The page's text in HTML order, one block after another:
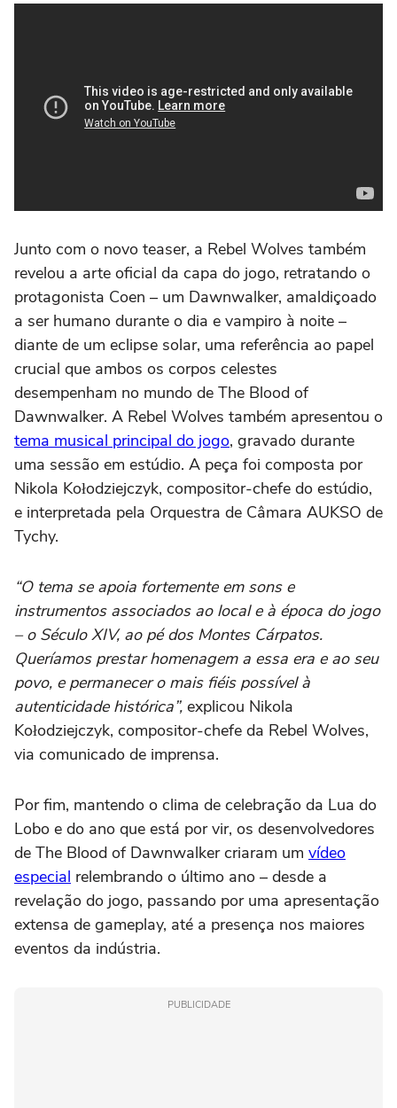
Junto com o novo teaser, a Rebel Wolves também
revelou a arte oficial da capa do jogo, retratando o
protagonista Coen – um Dawnwalker, amaldiçoado
a ser humano durante o dia e vampiro à noite –
diante de um eclipse solar, uma referência ao papel
crucial que ambos os corpos celestes
desempenham no mundo de The Blood of
Dawnwalker. A Rebel Wolves também apresentou o
tema musical principal do jogo, gravado durante
uma sessão em estúdio. A peça foi composta por
Nikola Kołodziejczyk, compositor-chefe do estúdio,
e interpretada pela Orquestra de Câmara AUKSO de
Tychy.
“O tema se apoia fortemente em sons e
instrumentos associados ao local e à época do jogo
– o Século XIV, ao pé dos Montes Cárpatos.
Queríamos prestar homenagem a essa era e ao seu
povo, e permanecer o mais fiéis possível à
autenticidade histórica”, explicou Nikola
Kołodziejczyk, compositor-chefe da Rebel Wolves,
via comunicado de imprensa.
Por fim, mantendo o clima de celebração da Lua do
Lobo e do ano que está por vir, os desenvolvedores
de The Blood of Dawnwalker criaram um vídeo
especial relembrando o último ano – desde a
revelação do jogo, passando por uma apresentação
extensa de gameplay, até a presença nos maiores
eventos da indústria.
PUBLICIDADE